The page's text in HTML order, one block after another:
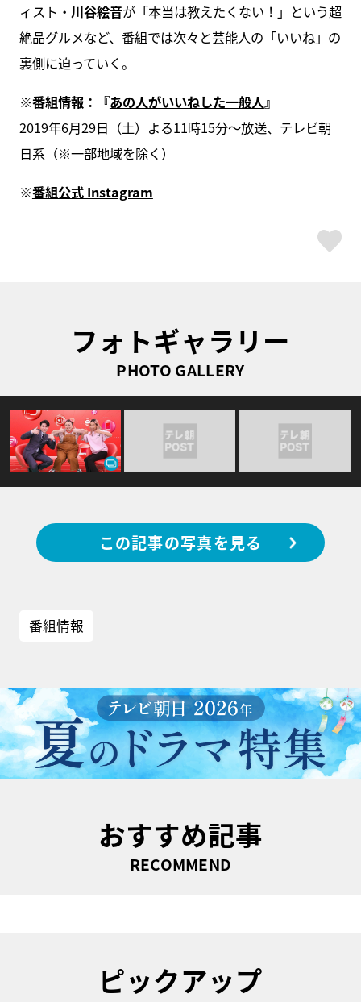
ィスト・ 川谷絵音が「本当は教えたくない！」という超
絶品グルメなど、番組では次々と芸能人の「いいね」の
裏側に迫っていく。
※番組情報：『あの人がいいねした一般人』
2019年6月29日（土）よる11時15分～放送、テレビ朝
日系（※一部地域を除く）
※番組公式 Instagram
フォトギャラリー
PHOTO GALLERY
この記事の写真を見る
番組情報
おすすめ記事
RECOMMEND
ピックアップ